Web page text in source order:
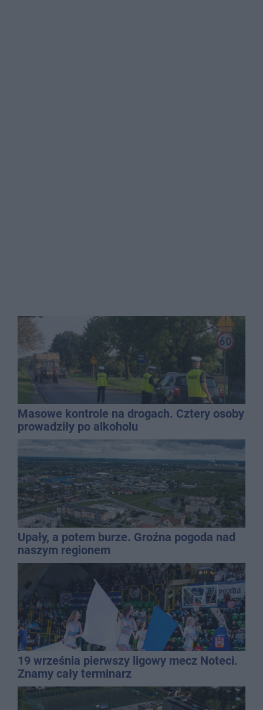
Masowe kontrole na drogach. Cztery osoby
prowadziły po alkoholu
Upały, a potem burze. Groźna pogoda nad
naszym regionem
19 września pierwszy ligowy mecz Noteci.
Znamy cały terminarz